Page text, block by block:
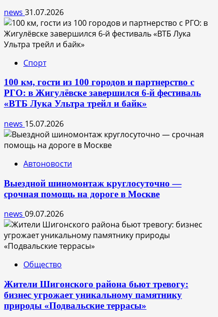
news 31.07.2026
Спорт
100 км, гости из 100 городов и партнерство с
РГО: в Жигулёвске завершился 6-й фестиваль
«ВТБ Лука Ультра трейл и байк»
news 15.07.2026
Автоновости
Выездной шиномонтаж круглосуточно —
срочная помощь на дороге в Москве
news 09.07.2026
Общество
Жители Шигонского района бьют тревогу:
бизнес угрожает уникальному памятнику
природы «Подвальские террасы»